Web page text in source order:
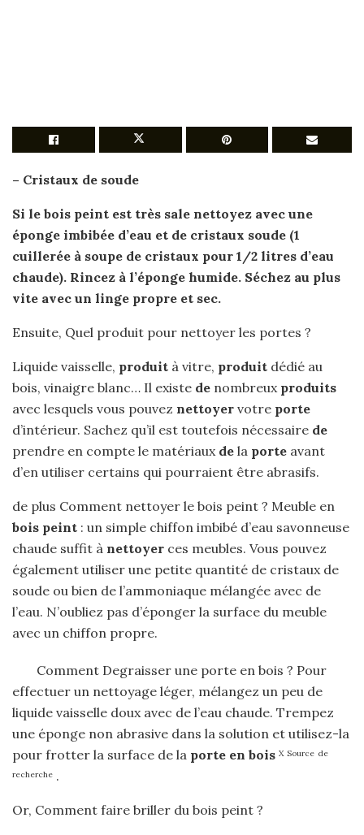
– Cristaux de soude
Si le bois peint est très sale nettoyez avec une
éponge imbibée d’eau et de cristaux soude (1
cuillerée à soupe de cristaux pour 1/2 litres d’eau
chaude). Rincez à l’éponge humide. Séchez au plus
vite avec un linge propre et sec.
Ensuite, Quel produit pour nettoyer les portes ?
Liquide vaisselle, produit à vitre, produit dédié au
bois, vinaigre blanc… Il existe de nombreux produits
avec lesquels vous pouvez nettoyer votre porte
d’intérieur. Sachez qu’il est toutefois nécessaire de
prendre en compte le matériaux de la porte avant
d’en utiliser certains qui pourraient être abrasifs.
de plus Comment nettoyer le bois peint ? Meuble en
bois peint : un simple chiffon imbibé d’eau savonneuse
chaude suffit à nettoyer ces meubles. Vous pouvez
également utiliser une petite quantité de cristaux de
soude ou bien de l’ammoniaque mélangée avec de
l’eau. N’oubliez pas d’éponger la surface du meuble
avec un chiffon propre.
Comment Degraisser une porte en bois ? Pour
effectuer un nettoyage léger, mélangez un peu de
liquide vaisselle doux avec de l’eau chaude. Trempez
une éponge non abrasive dans la solution et utilisez-la
pour frotter la surface de la porte en bois X Source de
recherche .
Or, Comment faire briller du bois peint ?